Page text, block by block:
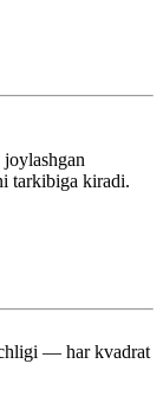
tarkibiga kiradi.
— har kvadrat